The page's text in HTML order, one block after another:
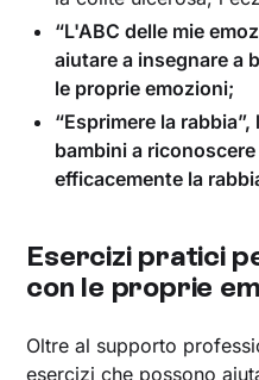
“L'ABC delle mie
aiutare a insegnare a
le proprie emozioni;
“Esprimere la
bambini a
efficacemente la
Esercizi pratici
con le proprie
Oltre al supporto
esercizi che possono